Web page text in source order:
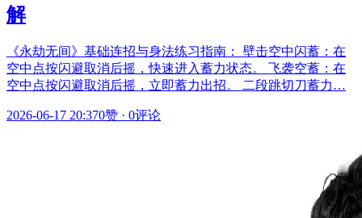
解
《永劫无间》基础连招与身法练习指南： 壁击空中闪蓄：在
空中点按闪避取消后摇，快速进入蓄力状态。 飞袭空蓄：在
空中点按闪避取消后摇，立即蓄力出招。 二段跳切刀蓄力…
2026-06-17 20:370赞 · 0评论